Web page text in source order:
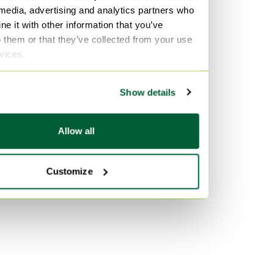
advertising and analytics partners who
it with other information that you’ve
them or that they’ve collected from your use
Show details
Allow all
Customize
Chrome Photographies
MDF Photographies
Cuir Photographies
Blanc Photographies
Bleu Photographies